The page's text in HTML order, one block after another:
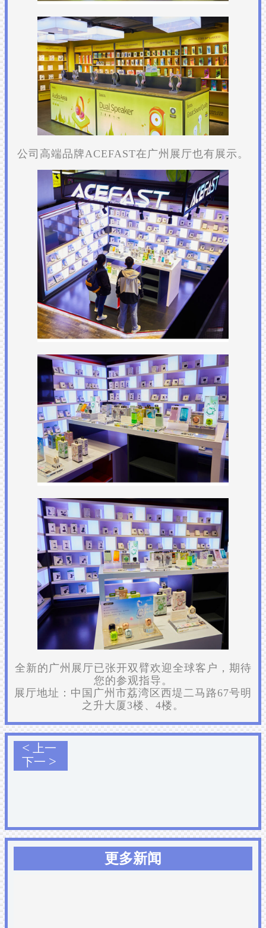
公司高端品牌ACEFAST在广州展厅也有展示。
全新的广州展厅已张开双臂欢迎全球客户，期待
您的参观指导。
展厅地址：中国广州市荔湾区西堤二马路67号明
之升大厦3楼、4楼。
< 上一
下一 >
更多新闻